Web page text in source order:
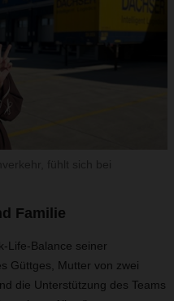
Familie
Life-Balance seiner
Güttges, Mutter von zwei
die Unterstützung des Teams